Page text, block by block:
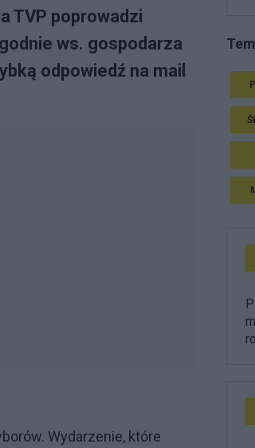
TVP poprowadzi
ws. gospodarza
odpowiedź na mail
Wydarzenie, które